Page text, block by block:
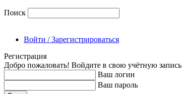
Поиск
Войти / Зарегистрироваться
Регистрация
Добро пожаловать! Войдите в свою учётную запись
Ваш логин
Ваш пароль